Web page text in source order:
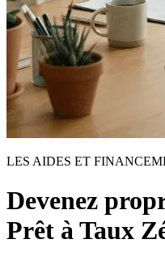
LES AIDES ET
Devenez
Prêt à Taux